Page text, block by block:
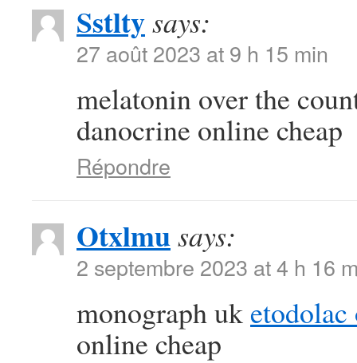
Sstltysays:
27 août 2023 at 9 h 15 min
melatonin over the
danocrine online cheap
Répondre
Otxlmusays:
2 septembre 2023 at 4 h 16
monograph uk etodolac
online cheap